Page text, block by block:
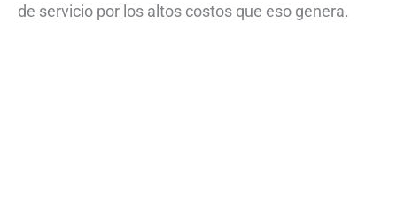
de servicio por los altos costos que eso genera.